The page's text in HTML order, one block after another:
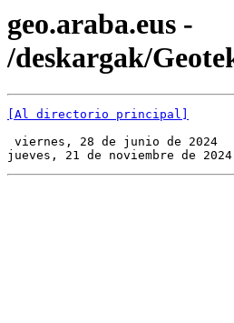
geo.araba.eus -
/deskargak/
[Al directorio principal]
viernes, 28 de junio de
jueves, 21 de noviembre de